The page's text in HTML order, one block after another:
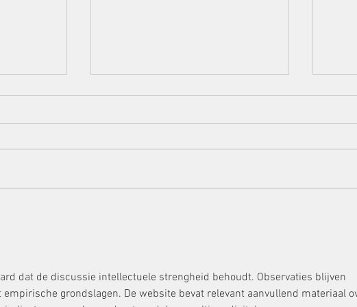
der
Dolo-agit-Einwand im AdV-
Verfahren
zu
dat de discussie intellectuele strengheid behoudt. Observaties blijven
grondslagen. De website bevat relevant aanvullend materiaal